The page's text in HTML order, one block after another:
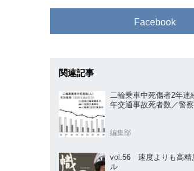
Facebook
関連記事
二輪乗車中死傷者2年連
年交通事故死者数／警
編集部
vol.56 速度よりも高精
ル